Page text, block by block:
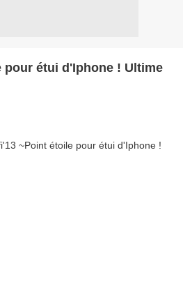
pour étui d'Iphone ! Ultime